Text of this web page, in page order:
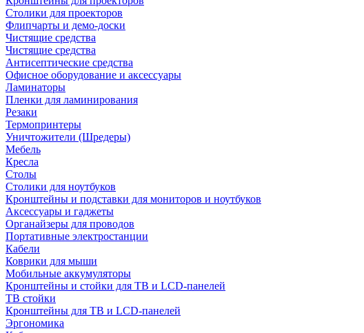
Столики для проекторов
Флипчарты и демо-доски
Чистящие средства
Чистящие средства
Антисептические средства
Офисное оборудование и аксессуары
Ламинаторы
Пленки для ламинирования
Резаки
Термопринтеры
Уничтожители (Шредеры)
Мебель
Кресла
Столы
Столики для ноутбуков
Кронштейны и подставки для мониторов и ноутбуков
Аксессуары и гаджеты
Органайзеры для проводов
Портативные электростанции
Кабели
Коврики для мыши
Мобильные аккумуляторы
Кронштейны и стойки для ТВ и LCD-панелей
ТВ стойки
Кронштейны для ТВ и LCD-панелей
Эргономика